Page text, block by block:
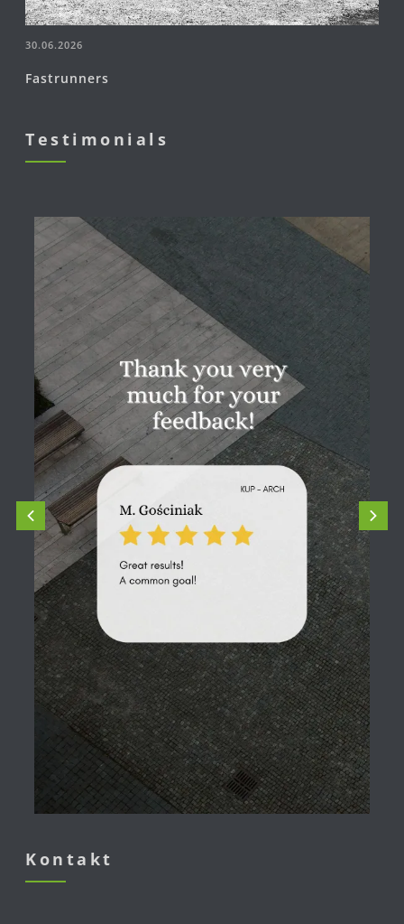
30.06.2026
Fastrunners
Testimonials
Kontakt